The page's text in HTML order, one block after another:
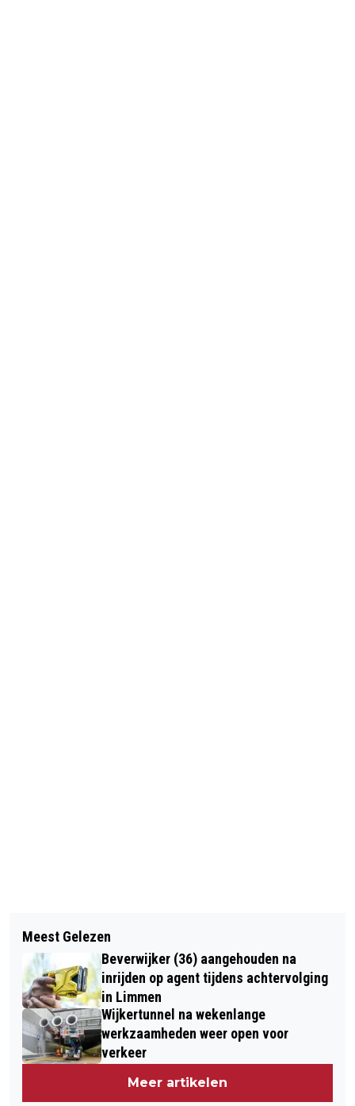
SMIT & WIJSMULLER HERLEVEN BIJ
SMG IJMOND: LEGENDARISCHE
SLEEPBOTEN IN ACTIE
GRATIS OPLEIDING TOT
ZWEMONDERWIJZER MET
BAANGARANTIE IN REGIO ALKMAAR
Meest Gelezen
Beverwijker (36) aangehouden na
inrijden op agent tijdens achtervolging
in Limmen
Wijkertunnel na wekenlange
werkzaamheden weer open voor
verkeer
Meer artikelen